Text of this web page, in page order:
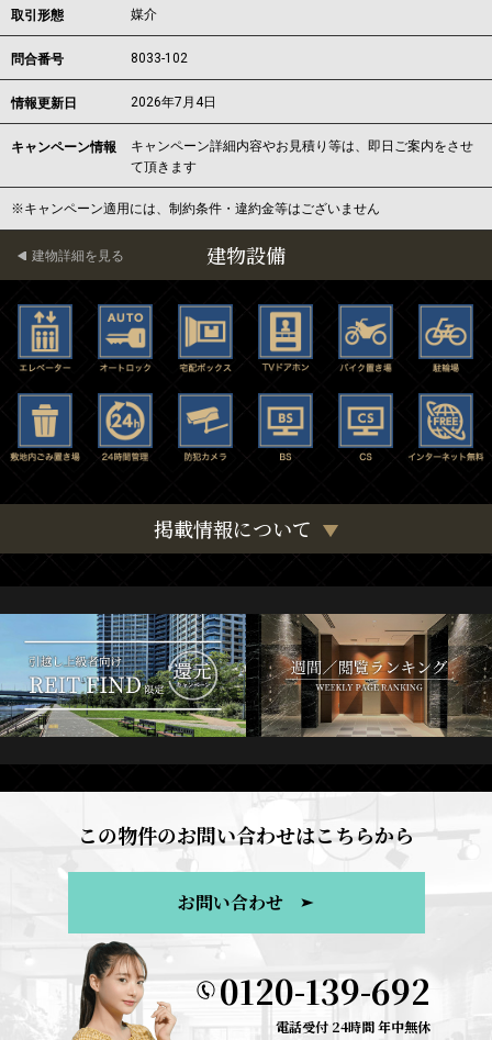
取引形態 媒介
問合番号 8033-102
情報更新日 2026年7月4日
キャンペーン情報
キャンペーン詳細内容やお見積り等は、即日ご案内をさせ
て頂きます
※キャンペーン適用には、制約条件・違約金等はございません
建物設備
建物詳細を見る
掲載情報について
この物件のお問い合わせはこちらから
お問い合わせ
0120-139-692
電話受付 24時間 年中無休